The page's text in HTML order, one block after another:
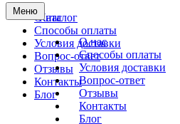
Меню
О нас
Способы оплаты
Условия доставки
Вопрос-ответ
Отзывы
Контакты
Блог
Каталог
О нас
Способы оплаты
Условия доставки
Вопрос-ответ
Отзывы
Контакты
Блог